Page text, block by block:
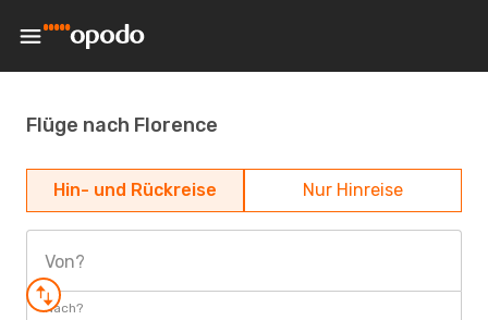
Flüge nach Florence
Hin- und Rückreise Nur Hinreise
Von?
Nach?